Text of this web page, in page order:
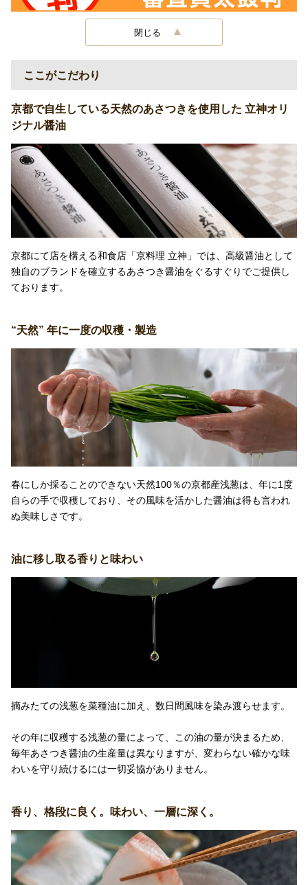
閉じる
ここがこだわり
京都で自生している天然のあさつきを使用した 立神オリ
ジナル醤油
京都にて店を構える和食店「京料理 立神」では、高級醤油として
独自のブランドを確立するあさつき醤油をぐるすぐりでご提供し
ております。
“天然” 年に一度の収穫・製造
春にしか採ることのできない天然100％の京都産浅葱は、年に1度
自らの手で収穫しており、その風味を活かした醤油は得も言われ
ぬ美味しさです。
油に移し取る香りと味わい
摘みたての浅葱を菜種油に加え、数日間風味を染み渡らせます。
その年に収穫する浅葱の量によって、この油の量が決まるため、
毎年あさつき醤油の生産量は異なりますが、変わらない確かな味
わいを守り続けるには一切妥協がありません。
香り、格段に良く。味わい、一層に深く。